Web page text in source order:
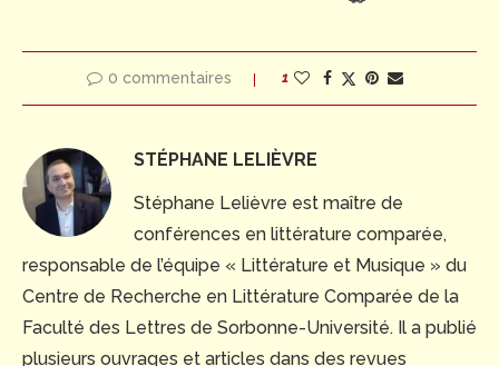
0 commentaires 1
STÉPHANE LELIÈVRE
Stéphane Lelièvre est maître de
conférences en littérature comparée,
responsable de l’équipe « Littérature et Musique » du
Centre de Recherche en Littérature Comparée de la
Faculté des Lettres de Sorbonne-Université. Il a publié
plusieurs ouvrages et articles dans des revues